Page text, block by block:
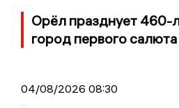
Орёл празднует 460-
город первого
04/08/2026 08:30